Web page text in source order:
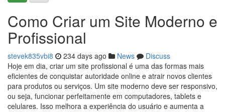
Como Criar um Site Moderno e
Profissional
stevek835vbi8 234 days ago News
Discuss
Hoje em dia, criar um site profissional é uma das formas mais
eficientes de conquistar autoridade online e atrair novos clientes
para produtos ou serviços. Um site moderno deve ser responsivo,
ou seja, funcionar perfeitamente em computadores, tablets e
celulares. Isso melhora a experiência do usuário e aumenta a